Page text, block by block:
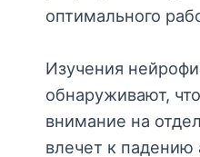
оптимального
Изучения
обнаруживают,
внимание на
влечет к падению